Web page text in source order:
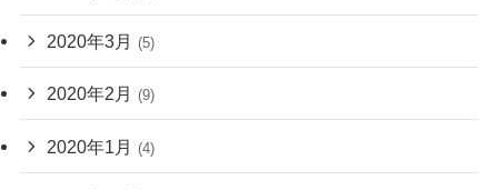
2020年3月 (5)
2020年2月 (9)
2020年1月 (4)